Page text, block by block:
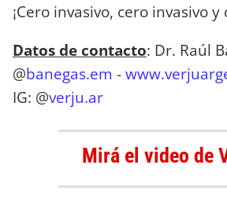
¡Cero invasivo, cero invasivo
Datos de contacto: Dr. Raúl
@banegas.em -
IG: @verju.ar
Mirá el video de